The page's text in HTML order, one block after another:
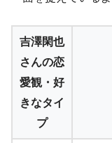
吉澤閑也
さんの恋
愛観・好
きなタイ
プ